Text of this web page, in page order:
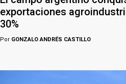
exportaciones
30%
Por GONZALO ANDRÉS CASTILLO